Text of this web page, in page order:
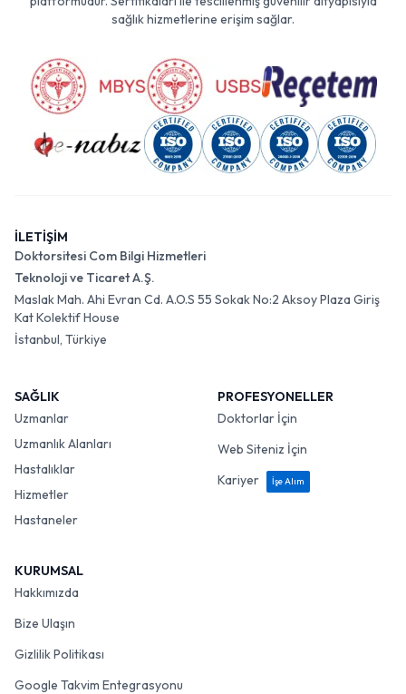
sağlık hizmetlerine erişim sağlar.
İLETİŞİM
Doktorsitesi Com Bilgi Hizmetleri
Teknoloji ve Ticaret A.Ş.
Maslak Mah. Ahi Evran Cd. A.O.S 55 Sokak No:2 Aksoy Plaza Giriş
Kat Kolektif House
İstanbul, Türkiye
SAĞLIK
Uzmanlar
Uzmanlık Alanları
Hastalıklar
Hizmetler
Hastaneler
PROFESYONELLER
Doktorlar İçin
Web Siteniz İçin
Kariyer
İşe Alım
KURUMSAL
Hakkımızda
Bize Ulaşın
Gizlilik Politikası
Google Takvim Entegrasyonu